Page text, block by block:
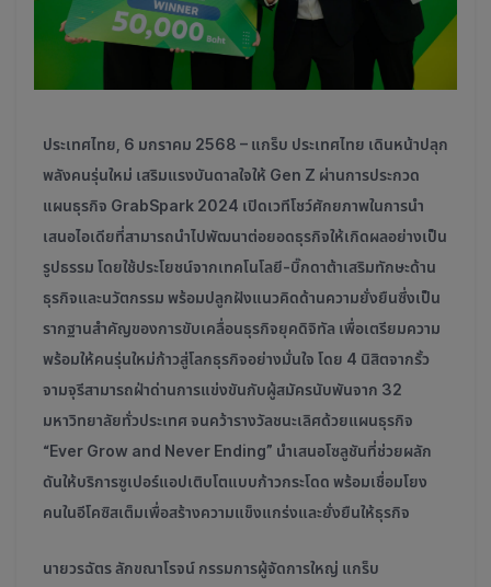
ประเทศไทย, 6 มกราคม 2568 – แกร็บ ประเทศไทย เดินหน้าปลุก
พลังคนรุ่นใหม่ เสริมแรงบันดาลใจให้ Gen Z ผ่านการประกวด
แผนธุรกิจ GrabSpark 2024 เปิดเวทีโชว์ศักยภาพในการนำ
เสนอไอเดียที่สามารถนำไปพัฒนาต่อยอดธุรกิจให้เกิดผลอย่างเป็น
รูปธรรม โดยใช้ประโยชน์จากเทคโนโลยี-บิ๊กดาต้าเสริมทักษะด้าน
ธุรกิจและนวัตกรรม พร้อมปลูกฝังแนวคิดด้านความยั่งยืนซึ่งเป็น
รากฐานสำคัญของการขับเคลื่อนธุรกิจยุคดิจิทัล เพื่อเตรียมความ
พร้อมให้คนรุ่นใหม่ก้าวสู่โลกธุรกิจอย่างมั่นใจ โดย 4 นิสิตจากรั้ว
จามจุรีสามารถฝ่าด่านการแข่งขันกับผู้สมัครนับพันจาก 32
มหาวิทยาลัยทั่วประเทศ จนคว้ารางวัลชนะเลิศด้วยแผนธุรกิจ
“Ever Grow and Never Ending” นำเสนอโซลูชันที่ช่วยผลัก
ดันให้บริการซูเปอร์แอปเติบโตแบบก้าวกระโดด พร้อมเชื่อมโยง
คนในอีโคซิสเต็มเพื่อสร้างความแข็งแกร่งและยั่งยืนให้ธุรกิจ
นายวรฉัตร ลักขณาโรจน์ กรรมการผู้จัดการใหญ่ แกร็บ